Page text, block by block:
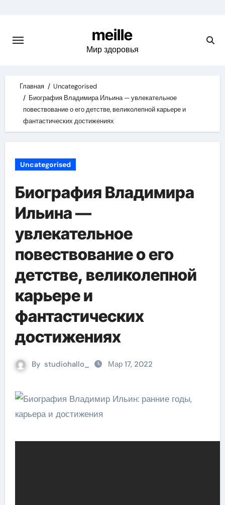
content
meille
Мир здоровья
Главная
Uncategorised
Биография Владимира Ильина — увлекательное
повествование о его детстве, великолепной карьере и
фантастических достижениях
Uncategorised
Биография Владимира
Ильина —
увлекательное
повествование о его
детстве, великолепной
карьере и
фантастических
достижениях
By studiohallo_ Мар 17, 2022